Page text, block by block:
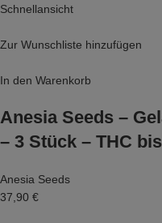
Schnellansicht
Zur Wunschliste hinzufügen
In den Warenkorb
Anesia Seeds –
– 3 Stück – THC
Anesia Seeds
37,90 €